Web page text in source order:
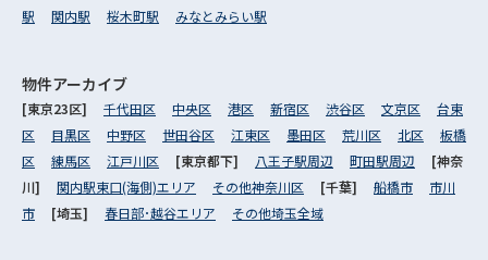
駅
関内駅 桜木町駅 みなとみらい駅
物件アーカイブ
[東京23区] 千代田区 中央区 港区 新宿区 渋谷区 文京区
台東
区
目黒区 中野区 世田谷区 江東区 墨田区 荒川区 北区
板橋
区
練馬区 江戸川区 [東京都下] 八王子駅周辺 町田駅周辺
[神奈
川] 関内駅東口(海側)エリア その他神奈川区 [千葉] 船橋市
市川
市
[埼玉] 春日部･越谷エリア その他埼玉全域